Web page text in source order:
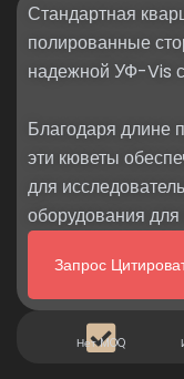
Стандартная
полированные
надежной УФ-Vis
Благодаря длине
эти кюветы
для
оборудования
Запрос
Нет MOQ